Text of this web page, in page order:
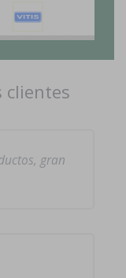
clientes
gran